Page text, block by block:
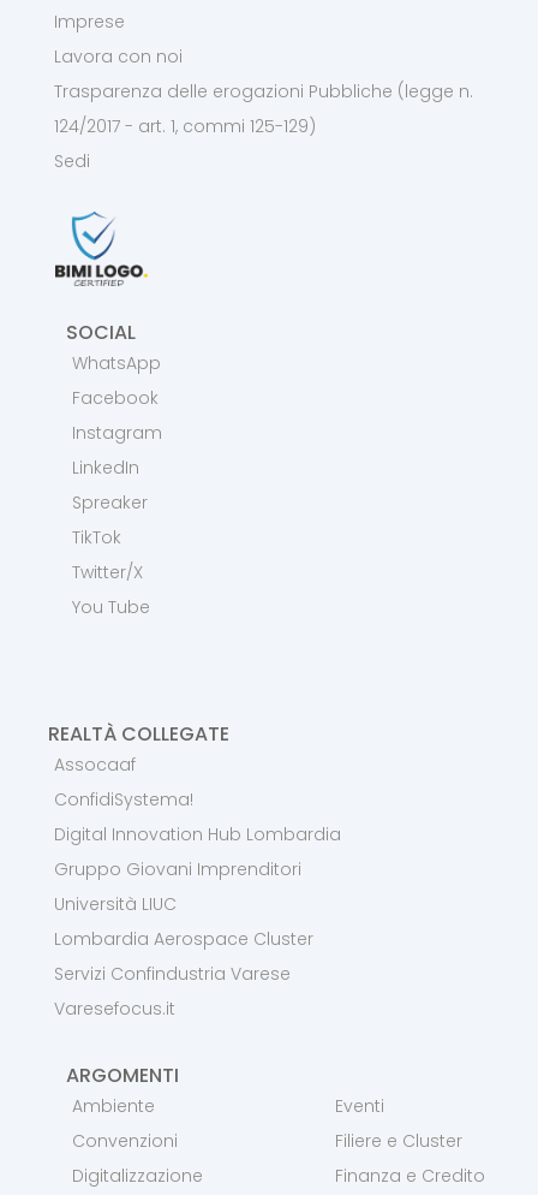
Imprese
Lavora con noi
Trasparenza delle erogazioni Pubbliche (legge n.
124/2017 - art. 1, commi 125-129)
Sedi
SOCIAL
WhatsApp
Facebook
Instagram
LinkedIn
Spreaker
TikTok
Twitter/X
You Tube
REALTÀ COLLEGATE
Assocaaf
ConfidiSystema!
Digital Innovation Hub Lombardia
Gruppo Giovani Imprenditori
Università LIUC
Lombardia Aerospace Cluster
Servizi Confindustria Varese
Varesefocus.it
ARGOMENTI
Ambiente
Convenzioni
Digitalizzazione
Eventi
Filiere e Cluster
Finanza e Credito